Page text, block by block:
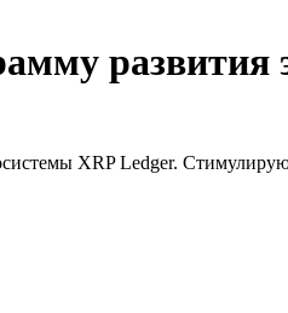
развития
XRP Ledger.